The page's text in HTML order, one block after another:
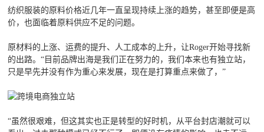
纺织服装的原料价格近几年一直呈现持续上涨的趋势，甚至即便是高
价，也面临着原料供应不足的问题。
原材料的上涨、运费的提升、人工成本的上升，让Roger开始寻找新
的出路。“目前品牌出海是我们正在努力的，我们本来也有独立站，
只是早先并没有作为重心来发展，现在是打算重点来做了，”
“虽然很艰难，但这其实也正是转型的好时机，从平台封店潮就可以